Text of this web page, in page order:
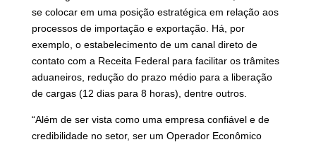
se colocar em uma posição estratégica em relação aos
processos de importação e exportação. Há, por
exemplo, o estabelecimento de um canal direto de
contato com a Receita Federal para facilitar os trâmites
aduaneiros, redução do prazo médio para a liberação
de cargas (12 dias para 8 horas), dentre outros.
“Além de ser vista como uma empresa confiável e de
credibilidade no setor, ser um Operador Econômico